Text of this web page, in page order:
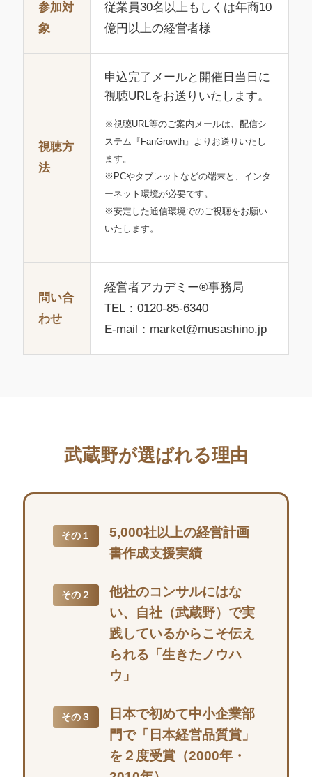
参加対
象
従業員30名以上もしくは年商10
億円以上の経営者様
視聴方
法
申込完了メールと開催日当日に
視聴URLをお送りいたします。
※視聴URL等のご案内メールは、配信シ
ステム『FanGrowth』よりお送りいたし
ます。
※PCやタブレットなどの端末と、インタ
ーネット環境が必要です。
※安定した通信環境でのご視聴をお願い
いたします。
問い合
わせ
経営者アカデミー®事務局
TEL：0120-85-6340
E-mail：market@musashino.jp
武蔵野が選ばれる理由
その１
5,000社以上の経営計画
書作成支援実績
その２
他社のコンサルにはな
い、自社（武蔵野）で実
践しているからこそ伝え
られる「生きたノウハ
ウ」
その３
日本で初めて中小企業部
門で「日本経営品質賞」
を２度受賞（2000年・